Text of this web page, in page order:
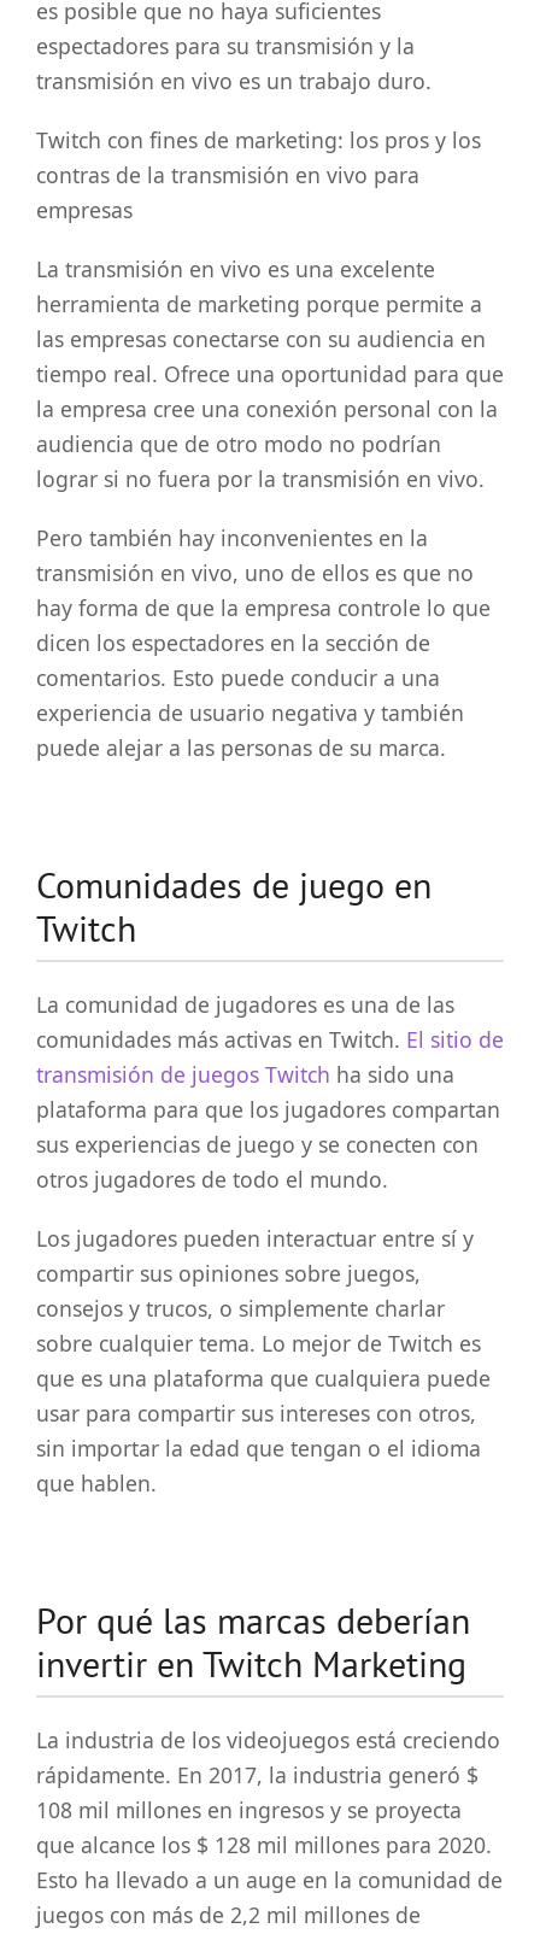
es posible que no haya suficientes
espectadores para su transmisión y la
transmisión en vivo es un trabajo duro.
Twitch con fines de marketing: los pros y los
contras de la transmisión en vivo para
empresas
La transmisión en vivo es una excelente
herramienta de marketing porque permite a
las empresas conectarse con su audiencia en
tiempo real. Ofrece una oportunidad para que
la empresa cree una conexión personal con la
audiencia que de otro modo no podrían
lograr si no fuera por la transmisión en vivo.
Pero también hay inconvenientes en la
transmisión en vivo, uno de ellos es que no
hay forma de que la empresa controle lo que
dicen los espectadores en la sección de
comentarios. Esto puede conducir a una
experiencia de usuario negativa y también
puede alejar a las personas de su marca.
Comunidades de juego en
Twitch
La comunidad de jugadores es una de las
comunidades más activas en Twitch. El sitio de
transmisión de juegos Twitch ha sido una
plataforma para que los jugadores compartan
sus experiencias de juego y se conecten con
otros jugadores de todo el mundo.
Los jugadores pueden interactuar entre sí y
compartir sus opiniones sobre juegos,
consejos y trucos, o simplemente charlar
sobre cualquier tema. Lo mejor de Twitch es
que es una plataforma que cualquiera puede
usar para compartir sus intereses con otros,
sin importar la edad que tengan o el idioma
que hablen.
Por qué las marcas deberían
invertir en Twitch Marketing
La industria de los videojuegos está creciendo
rápidamente. En 2017, la industria generó $
108 mil millones en ingresos y se proyecta
que alcance los $ 128 mil millones para 2020.
Esto ha llevado a un auge en la comunidad de
juegos con más de 2,2 mil millones de